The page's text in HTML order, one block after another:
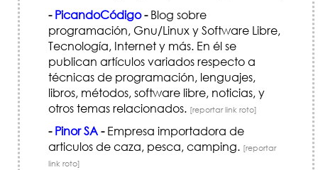
- PicandoCódigo-Blog sobre
programación, Gnu/Linux y Software Libre,
Tecnología, Internet y más. En él se
publican artículos variados respecto a
técnicas de programación, lenguajes,
libros, métodos, software libre, noticias, y
otros temas relacionados. [reportar link roto]
- Pinor SA-Empresa importadora de
articulos de caza, pesca, camping. [reportar
link roto]